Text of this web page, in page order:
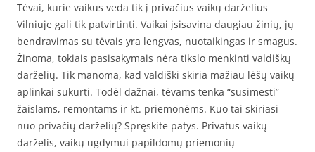
Tėvai, kurie vaikus veda tik į privačius vaikų darželius
Vilniuje gali tik patvirtinti. Vaikai įsisavina daugiau žinių, jų
bendravimas su tėvais yra lengvas, nuotaikingas ir smagus.
Žinoma, tokiais pasisakymais nėra tikslo menkinti valdiškų
darželių. Tik manoma, kad valdiški skiria mažiau lėšų vaikų
aplinkai sukurti. Todėl dažnai, tėvams tenka “susimesti”
žaislams, remontams ir kt. priemonėms. Kuo tai skiriasi
nuo privačių darželių? Spręskite patys. Privatus vaikų
darželis, vaikų ugdymui papildomų priemonių